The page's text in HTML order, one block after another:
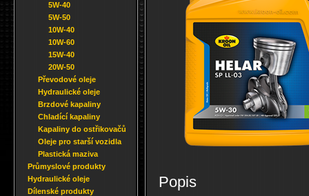
5W-40
5W-50
10W-40
10W-60
15W-40
20W-50
Převodové oleje
Hydraulické oleje
Brzdové kapaliny
Chladící kapaliny
Kapaliny do ostřikovačů
Oleje pro starší vozidla
Plastická maziva
Průmyslové produkty
Hydraulické oleje
Dílenské produkty
Popis